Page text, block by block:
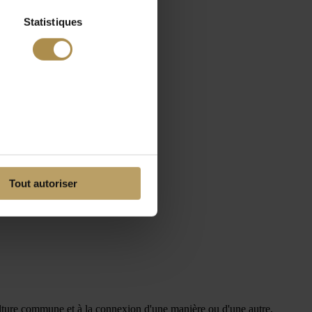
Statistiques
Tout autoriser
commune et à la connexion d'une manière ou d'une autre.